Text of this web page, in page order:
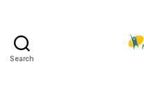
Search